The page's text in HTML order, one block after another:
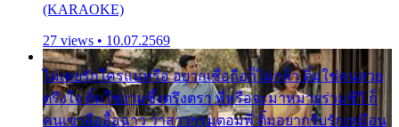
(KARAOKE)
27 views • 10.07.2569
ไม่เคยรักใครแน่หรือ อยากเชื่อถือก็ไม่กล้า ติ๋มใช่คนสวย
ตรึงใจ ติ๋มใช่งามซึ้งตรึงตรา พี่หรือจะมาหมายร่วมชีวี ก็
คนเขาลืออื้อฉาว ว่าสาวๆรุมตอมพี่ ติ๋มอยากรับรักเหมือน